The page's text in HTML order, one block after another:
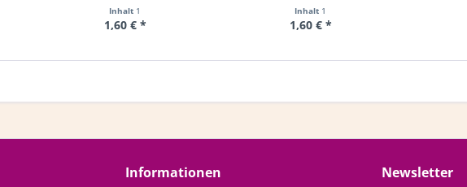
Inhalt 1
1,60 € *
Inhalt 1
1,60 € *
Informationen Newsletter